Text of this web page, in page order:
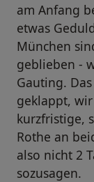
am Anfang
etwas
München
geblieben -
Gauting.
geklappt,
kurzfristige,
Rothe an
also nicht 2
sozusagen.